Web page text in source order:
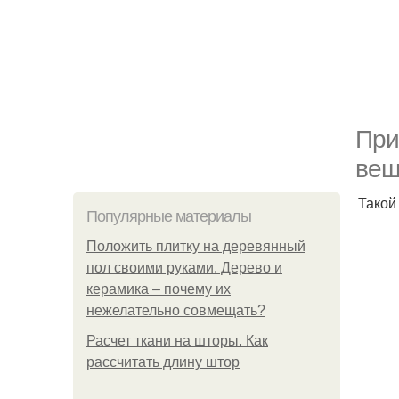
Популярные материалы
Положить плитку на деревянный
пол своими руками. Дерево и
керамика – почему их
нежелательно совмещать?
Расчет ткани на шторы. Как
рассчитать длину штор